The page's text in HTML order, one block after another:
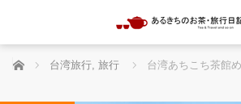
ホーム 台湾旅行, 旅行 台湾あちこち茶館